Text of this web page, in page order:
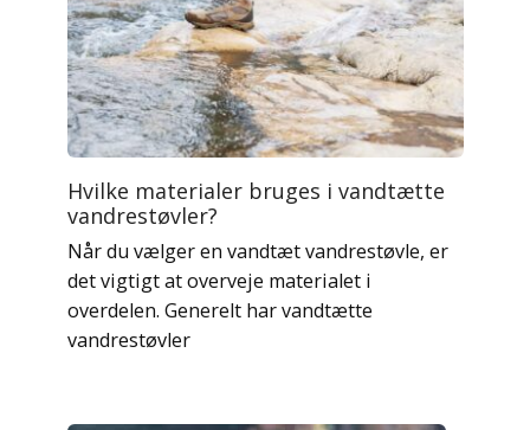
Hvilke materialer bruges i vandtætte
vandrestøvler?
Når du vælger en vandtæt vandrestøvle, er
det vigtigt at overveje materialet i
overdelen. Generelt har vandtætte
vandrestøvler